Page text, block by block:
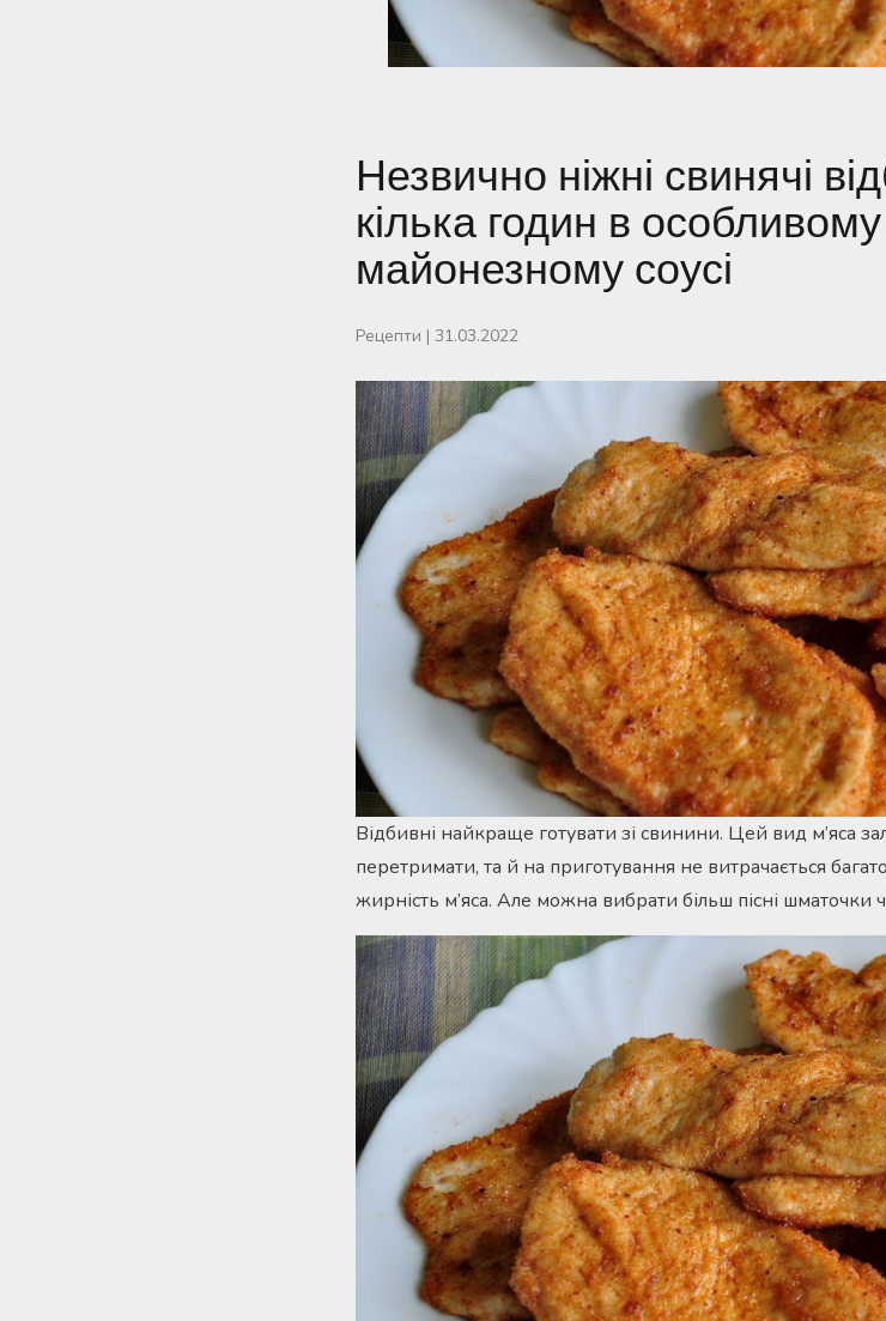
Незвично ніжні свинячі
кілька годин в
майонезному соусі
Рецепти | 31.03.2022
Відбивні найкраще готувати зі свинини. Цей вид м’яса
перетримати, та й на приготування не витрачається
жирність м’яса. Але можна вибрати більш пісні шматочки